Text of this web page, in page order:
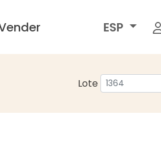
ESP
Lote